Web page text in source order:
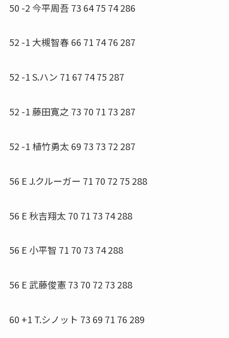
50 -2 今平周吾 73 64 75 74 286
52 -1 大槻智春 66 71 74 76 287
52 -1 S.ハン 71 67 74 75 287
52 -1 藤田寛之 73 70 71 73 287
52 -1 植竹勇太 69 73 73 72 287
56 E J.クルーガー 71 70 72 75 288
56 E 秋吉翔太 70 71 73 74 288
56 E 小平智 71 70 73 74 288
56 E 武藤俊憲 73 70 72 73 288
60 +1 T.シノット 73 69 71 76 289